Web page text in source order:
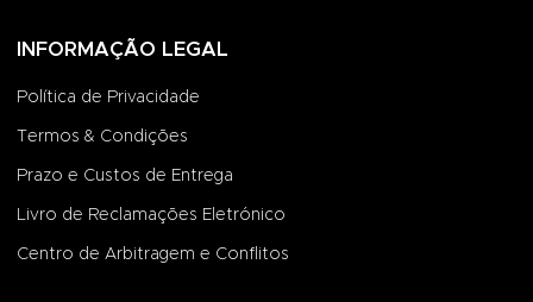
INFORMAÇÃO LEGAL
Política de Privacidade
Termos & Condições
Prazo e Custos de Entrega
Livro de Reclamações Eletrónico
Centro de Arbitragem e Conflitos